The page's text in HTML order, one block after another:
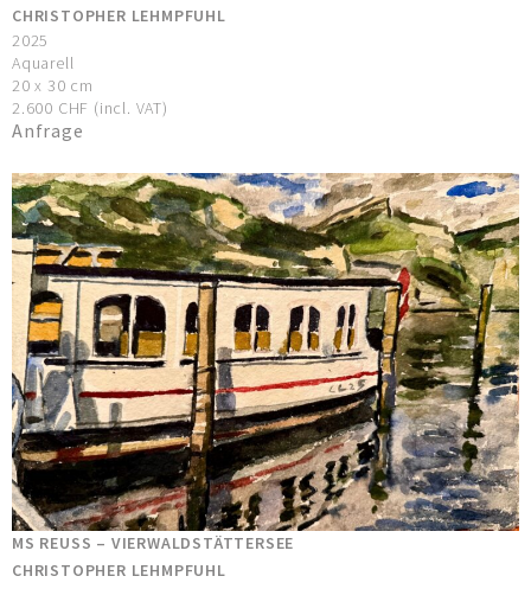
CHRISTOPHER LEHMPFUHL
2025
Aquarell
20 x 30 cm
2.600 CHF (incl. VAT)
Anfrage
MS REUSS – VIERWALDSTÄTTERSEE
CHRISTOPHER LEHMPFUHL